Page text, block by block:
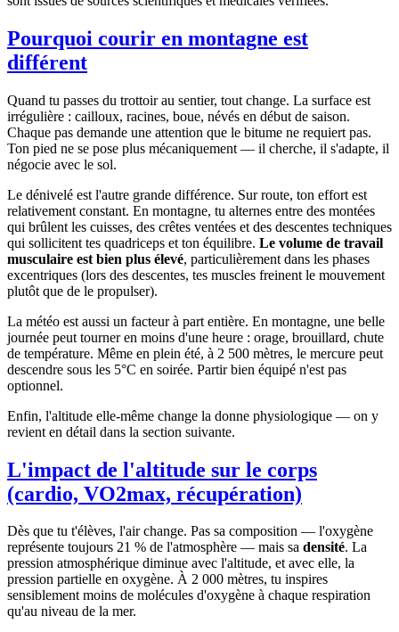
Pourquoi courir en montagne est
différent
Quand tu passes du trottoir au sentier, tout change. La surface est
irrégulière : cailloux, racines, boue, névés en début de saison.
Chaque pas demande une attention que le bitume ne requiert pas.
Ton pied ne se pose plus mécaniquement — il cherche, il s'adapte, il
négocie avec le sol.
Le dénivelé est l'autre grande différence. Sur route, ton effort est
relativement constant. En montagne, tu alternes entre des montées
qui brûlent les cuisses, des crêtes ventées et des descentes techniques
qui sollicitent tes quadriceps et ton équilibre. Le volume de travail
musculaire est bien plus élevé, particulièrement dans les phases
excentriques (lors des descentes, tes muscles freinent le mouvement
plutôt que de le propulser).
La météo est aussi un facteur à part entière. En montagne, une belle
journée peut tourner en moins d'une heure : orage, brouillard, chute
de température. Même en plein été, à 2 500 mètres, le mercure peut
descendre sous les 5°C en soirée. Partir bien équipé n'est pas
optionnel.
Enfin, l'altitude elle-même change la donne physiologique — on y
revient en détail dans la section suivante.
L'impact de l'altitude sur le corps
(cardio, VO2max, récupération)
Dès que tu t'élèves, l'air change. Pas sa composition — l'oxygène
représente toujours 21 % de l'atmosphère — mais sa densité. La
pression atmosphérique diminue avec l'altitude, et avec elle, la
pression partielle en oxygène. À 2 000 mètres, tu inspires
sensiblement moins de molécules d'oxygène à chaque respiration
qu'au niveau de la mer.